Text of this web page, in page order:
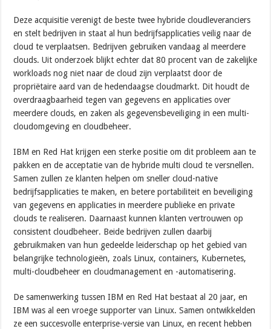
Deze acquisitie verenigt de beste twee hybride cloudleveranciers
en stelt bedrijven in staat al hun bedrijfsapplicaties veilig naar de
cloud te verplaatsen. Bedrijven gebruiken vandaag al meerdere
clouds. Uit onderzoek blijkt echter dat 80 procent van de zakelijke
workloads nog niet naar de cloud zijn verplaatst door de
propriëtaire aard van de hedendaagse cloudmarkt. Dit houdt de
overdraagbaarheid tegen van gegevens en applicaties over
meerdere clouds, en zaken als gegevensbeveiliging in een multi-
cloudomgeving en cloudbeheer.
IBM en Red Hat krijgen een sterke positie om dit probleem aan te
pakken en de acceptatie van de hybride multi cloud te versnellen.
Samen zullen ze klanten helpen om sneller cloud-native
bedrijfsapplicaties te maken, en betere portabiliteit en beveiliging
van gegevens en applicaties in meerdere publieke en private
clouds te realiseren. Daarnaast kunnen klanten vertrouwen op
consistent cloudbeheer. Beide bedrijven zullen daarbij
gebruikmaken van hun gedeelde leiderschap op het gebied van
belangrijke technologieën, zoals Linux, containers, Kubernetes,
multi-cloudbeheer en cloudmanagement en -automatisering.
De samenwerking tussen IBM en Red Hat bestaat al 20 jaar, en
IBM was al een vroege supporter van Linux. Samen ontwikkelden
ze een succesvolle enterprise-versie van Linux, en recent hebben